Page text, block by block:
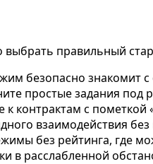
правильный
безопасно знакомит
простые задания под
к контрактам с
взаимодействия без
без рейтинга, где
в расслабленной